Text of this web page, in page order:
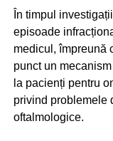
În timpul
episoade
medicul, împreună
punct un
la pacienți pentru
privind problemele
oftalmologice.